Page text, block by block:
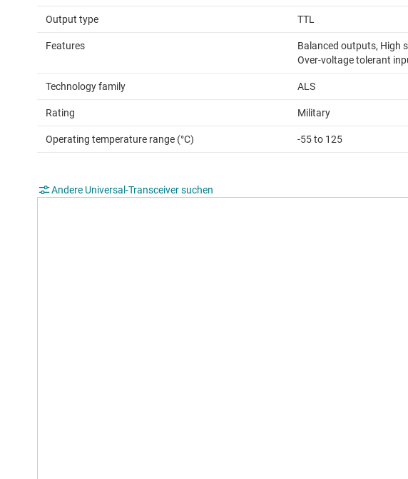
Output type TTL
Features
Balanced outputs, High
Over-voltage tolerant
Technology family ALS
Rating Military
Operating temperature range (°C) -55 to 125
Andere Universal-Transceiver suchen